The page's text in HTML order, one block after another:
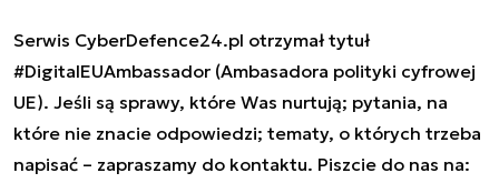
Serwis CyberDefence24.pl otrzymał tytuł
#DigitalEUAmbassador (Ambasadora polityki cyfrowej
UE). Jeśli są sprawy, które Was nurtują; pytania, na
które nie znacie odpowiedzi; tematy, o których trzeba
napisać – zapraszamy do kontaktu. Piszcie do nas na: